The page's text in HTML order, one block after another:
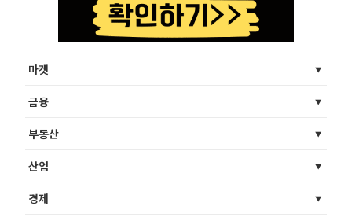
마켓
금융
부동산
산업
경제